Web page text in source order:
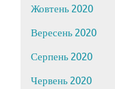
Жовтень 2020
Вересень 2020
Серпень 2020
Червень 2020